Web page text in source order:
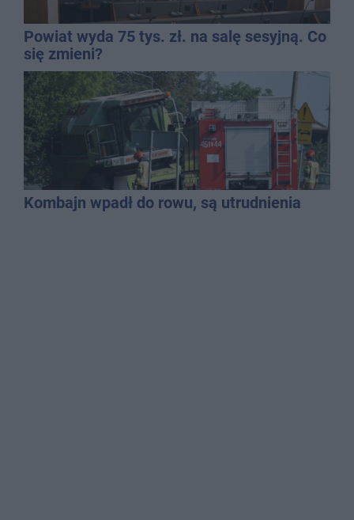
Powiat wyda 75 tys. zł. na salę sesyjną. Co
się zmieni?
Kombajn wpadł do rowu, są utrudnienia